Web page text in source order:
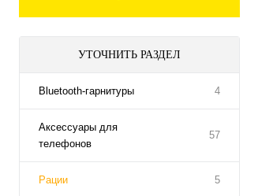
УТОЧНИТЬ РАЗДЕЛ
Bluetooth-гарнитуры 4
Аксессуары для
телефонов
57
Рации 5